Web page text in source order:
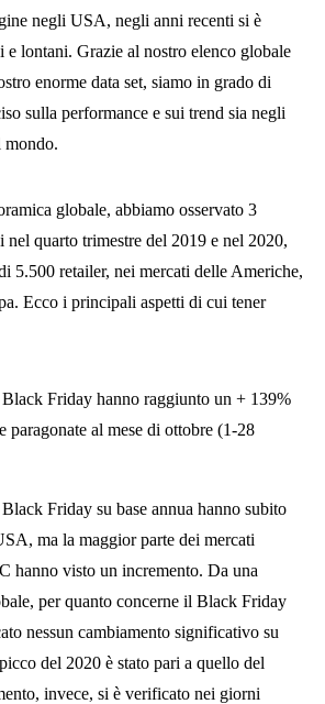
negli USA, negli anni recenti si è
lontani. Grazie al nostro elenco globale
enorme data set, siamo in grado di
sulla performance e sui trend sia negli
mondo.
globale, abbiamo osservato 3
quarto trimestre del 2019 e nel 2020,
5.500 retailer, nei mercati delle Americhe,
Ecco i principali aspetti di cui tener
Friday hanno raggiunto un + 139%
paragonate al mese di ottobre (1-28
Friday su base annua hanno subito
ma la maggior parte dei mercati
hanno visto un incremento. Da una
per quanto concerne il Black Friday
nessun cambiamento significativo su
del 2020 è stato pari a quello del
invece, si è verificato nei giorni